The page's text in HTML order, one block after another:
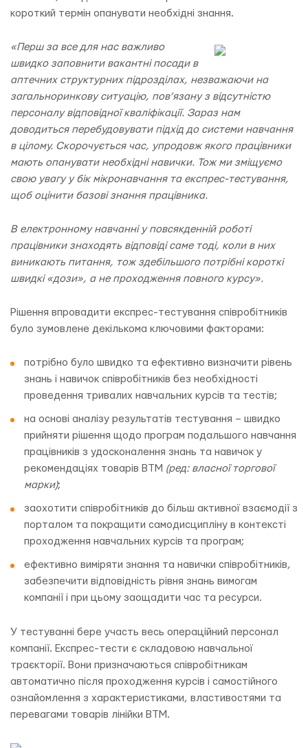
короткий термін опанувати необхідні знання.
«Перш за все для нас важливо
швидко заповнити вакантні посади в
аптечних структурних підрозділах, незважаючи на
загальноринкову ситуацію, пов’язану з відсутністю
персоналу відповідної кваліфікації. Зараз нам
доводиться перебудовувати підхід до системи навчання
в цілому. Скорочується час, упродовж якого працівники
мають опанувати необхідні навички. Тож ми зміщуємо
свою увагу у бік мікронавчання та експрес-тестування,
щоб оцінити базові знання працівника.
В електронному навчанні у повсякденній роботі
працівники знаходять відповіді саме тоді, коли в них
виникають питання, тож здебільшого потрібні короткі
швидкі «дози», а не проходження повного курсу».
Рішення впровадити експрес-тестування співробітників
було зумовлене декількома ключовими факторами:
потрібно було швидко та ефективно визначити рівень
знань і навичок співробітників без необхідності
проведення тривалих навчальних курсів та тестів;
на основі аналізу результатів тестування – швидко
прийняти рішення щодо програм подальшого навчання
працівників з удосконалення знань та навичок у
рекомендаціях товарів ВТМ (ред: власної торгової
марки);
заохотити співробітників до більш активної взаємодії з
порталом та покращити самодисципліну в контексті
проходження навчальних курсів та програм;
ефективно виміряти знання та навички співробітників,
забезпечити відповідність рівня знань вимогам
компанії і при цьому заощадити час та ресурси.
У тестуванні бере участь весь операційний персонал
компанії. Експрес-тести є складовою навчальної
траєкторії. Вони призначаються співробітникам
автоматично після проходження курсів і самостійного
ознайомлення з характеристиками, властивостями та
перевагами товарів лінійки ВТМ.